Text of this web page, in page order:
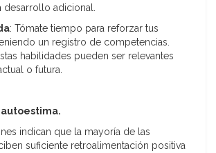
adicional.
: Tómate tiempo para reforzar tus
un registro de competencias.
habilidades pueden ser relevantes
o futura.
indican que la mayoría de las
suficiente retroalimentación positiva